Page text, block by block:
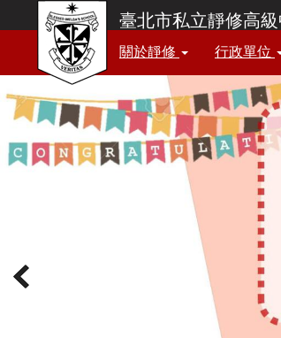
臺北市私立靜修高
關於靜修 行政單位